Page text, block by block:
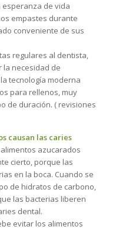
de vida
empastes durante
conveniente de sus
regulares al dentista,
la necesidad de
tecnología moderna
para rellenos, muy
de duración. ( revisiones
causan las caries
azucarados
cierto, porque las
en la boca. Cuando se
de hidratos de carbono,
las bacterias liberen
dental.
evitar los alimentos